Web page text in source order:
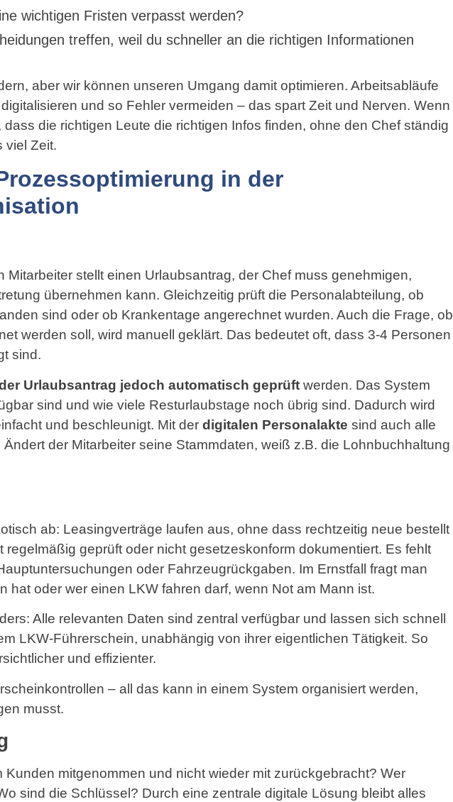
wichtigen Fristen verpasst werden?
treffen, weil du schneller an die richtigen Informationen
aber wir können unseren Umgang damit optimieren. Arbeitsabläufe
und so Fehler vermeiden – das spart Zeit und Nerven. Wenn
die richtigen Leute die richtigen Infos finden, ohne den Chef ständig
viel Zeit.
in der
Mitarbeiter stellt einen Urlaubsantrag, der Chef muss genehmigen,
übernehmen kann. Gleichzeitig prüft die Personalabteilung, ob
sind oder ob Krankentage angerechnet wurden. Auch die Frage, ob
werden soll, wird manuell geklärt. Das bedeutet oft, dass 3-4 Personen
sind.
Urlaubsantrag jedoch automatisch geprüft werden. Das System
sind und wie viele Resturlaubstage noch übrig sind. Dadurch wird
und beschleunigt. Mit der digitalen Personalakte sind auch alle
der Mitarbeiter seine Stammdaten, weiß z.B. die Lohnbuchhaltung
ab: Leasingverträge laufen aus, ohne dass rechtzeitig neue bestellt
geprüft oder nicht gesetzeskonform dokumentiert. Es fehlt
oder Fahrzeugrückgaben. Im Ernstfall fragt man
hat oder wer einen LKW fahren darf, wenn Not am Mann ist.
Alle relevanten Daten sind zentral verfügbar und lassen sich schnell
LKW-Führerschein, unabhängig von ihrer eigentlichen Tätigkeit. So
und effizienter.
– all das kann in einem System organisiert werden,
musst.
mitgenommen und nicht wieder mit zurückgebracht? Wer
sind die Schlüssel? Durch eine zentrale digitale Lösung bleibt alles